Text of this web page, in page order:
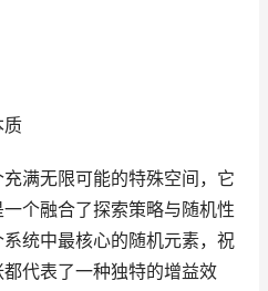
质
满无限可能的特殊空间，它
个融合了探索策略与随机性
统中最核心的随机元素，祝
代表了一种独特的增益效